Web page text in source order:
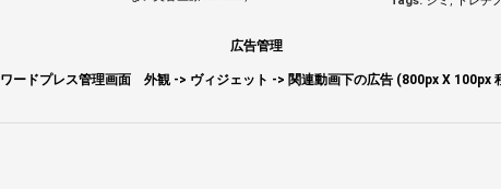
広告管理
ワードプレス管理画面 外観 -> ヴィジェット -> 関連動画下の広告 (800px X 100px